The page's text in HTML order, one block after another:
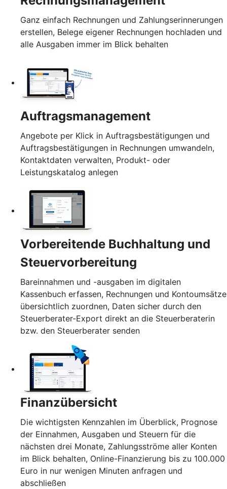
Ganz einfach Rechnungen und Zahlungserinnerungen
erstellen, Belege eigener Rechnungen hochladen und
alle Ausgaben immer im Blick behalten
Auftragsmanagement
Angebote per Klick in Auftragsbestätigungen und
Auftragsbestätigungen in Rechnungen umwandeln,
Kontaktdaten verwalten, Produkt- oder
Leistungskatalog anlegen
Vorbereitende Buchhaltung und
Steuervorbereitung
Bareinnahmen und -ausgaben im digitalen
Kassenbuch erfassen, Rechnungen und Kontoumsätze
übersichtlich zuordnen, Daten sicher durch den
Steuerberater-Export direkt an die Steuerberaterin
bzw. den Steuerberater senden
Finanzübersicht
Die wichtigsten Kennzahlen im Überblick, Prognose
der Einnahmen, Ausgaben und Steuern für die
nächsten drei Monate, Zahlungsströme aller Konten
im Blick behalten, Online-Finanzierung bis zu 100.000
Euro in nur wenigen Minuten anfragen und
abschließen